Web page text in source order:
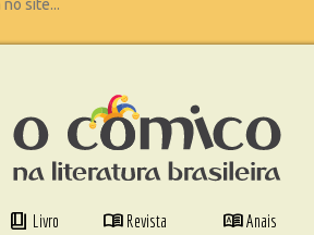
book_4 Livro menu_book Revista dictionaryAnais